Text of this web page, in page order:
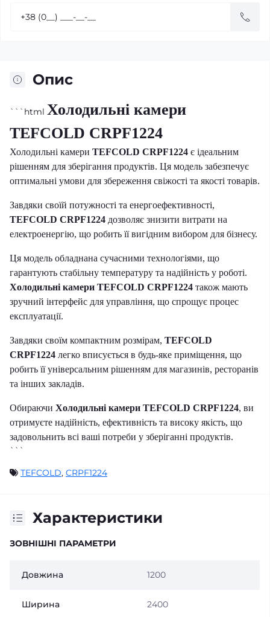
Опис
```html Холодильні камери
TEFCOLD CRPF1224
Холодильні камери TEFCOLD CRPF1224 є ідеальним
рішенням для зберігання продуктів. Ця модель забезпечує
оптимальні умови для збереження свіжості та якості товарів.
Завдяки своїй потужності та енергоефективності,
TEFCOLD CRPF1224 дозволяє знизити витрати на
електроенергію, що робить її вигідним вибором для бізнесу.
Ця модель обладнана сучасними технологіями, що
гарантують стабільну температуру та надійність у роботі.
Холодильні камери TEFCOLD CRPF1224 також мають
зручний інтерфейс для управління, що спрощує процес
експлуатації.
Завдяки своїм компактним розмірам, TEFCOLD
CRPF1224 легко вписується в будь-яке приміщення, що
робить її універсальним рішенням для магазинів, ресторанів
та інших закладів.
Обираючи Холодильні камери TEFCOLD CRPF1224, ви
отримуєте надійність, ефективність та високу якість, що
задовольнить всі ваші потреби у зберіганні продуктів.
```
TEFCOLD, CRPF1224
Характеристики
ЗОВНІШНІ ПАРАМЕТРИ
Довжина 1200
Ширина 2400